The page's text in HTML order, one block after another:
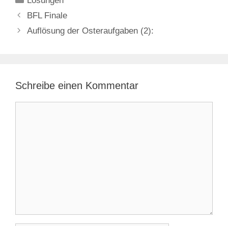
BFL Finale
Auflösung der Osteraufgaben (2):
Schreibe einen Kommentar